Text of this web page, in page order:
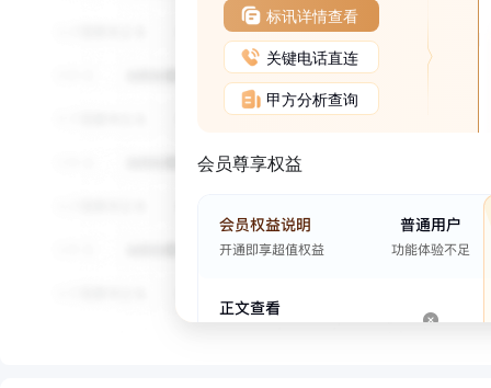
标讯详情查看
关键电话直连
甲方分析查询
会员尊享权益